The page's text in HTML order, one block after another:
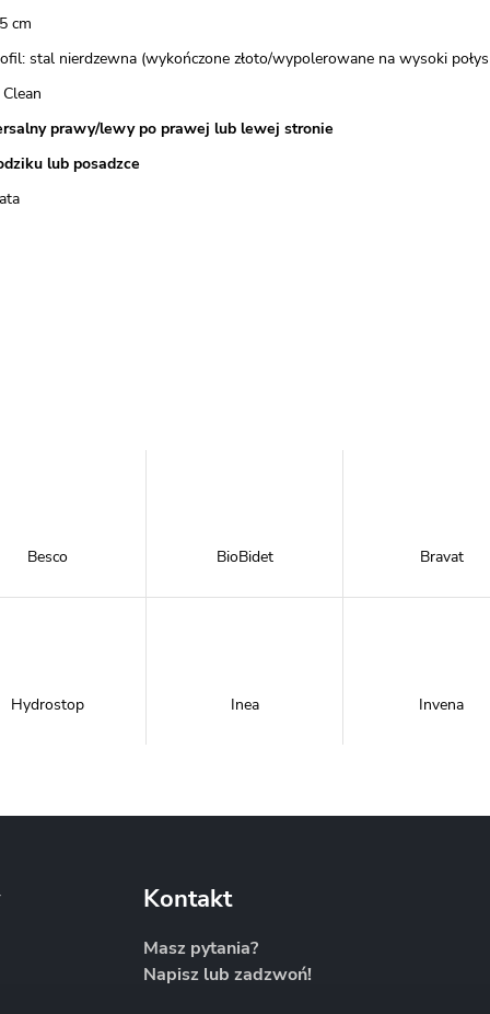
cm
stal nierdzewna (wykończone złoto/wypolerowane na wysoki
prawy/lewy po prawej lub lewej stronie
lub posadzce
Besco BioBidet Bravat
Hydrostop Inea Invena
Kontakt
Masz pytania?
Napisz lub zadzwoń!